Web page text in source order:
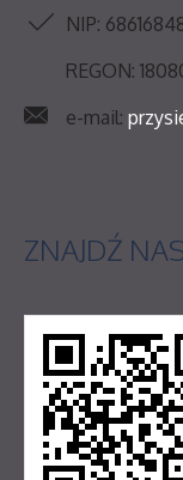
NIP:
REGON:
e-mail:
ZNAJDŹ